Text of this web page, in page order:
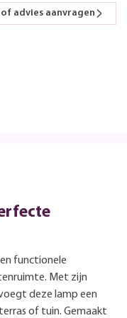
advies aanvragen
functionele
Met zijn
deze lamp een
of tuin. Gemaakt